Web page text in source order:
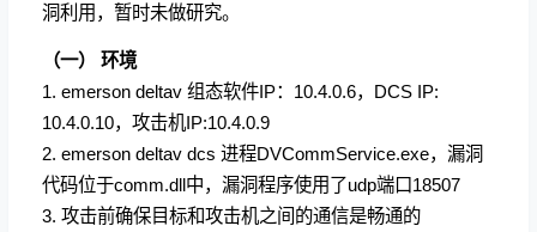
洞利用，暂时未做研究。
（一） 环境
1. emerson deltav 组态软件IP：10.4.0.6，DCS IP:
10.4.0.10，攻击机IP:10.4.0.9
2. emerson deltav dcs 进程DVCommService.exe，漏洞
代码位于comm.dll中，漏洞程序使用了udp端口18507
3. 攻击前确保目标和攻击机之间的通信是畅通的